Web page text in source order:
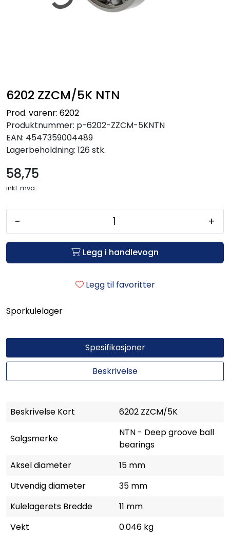
6202 ZZCM/5K NTN
Prod. varenr: 6202
Produktnummer: p-6202-ZZCM-5KNTN
EAN: 4547359004489
Lagerbeholdning: 126 stk.
58,75
inkl. mva.
- +
Legg i handlevogn
Legg til favoritter
Sporkulelager
Spesifikasjoner
Beskrivelse
Beskrivelse Kort 6202 ZZCM/5K
Salgsmerke
NTN - Deep groove ball
bearings
Aksel diameter
15 mm
Utvendig diameter
35 mm
Kulelagerets Bredde
11 mm
Vekt
0.046 kg